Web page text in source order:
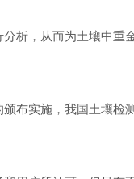
，从而为土壤中重
实施，我国土壤检